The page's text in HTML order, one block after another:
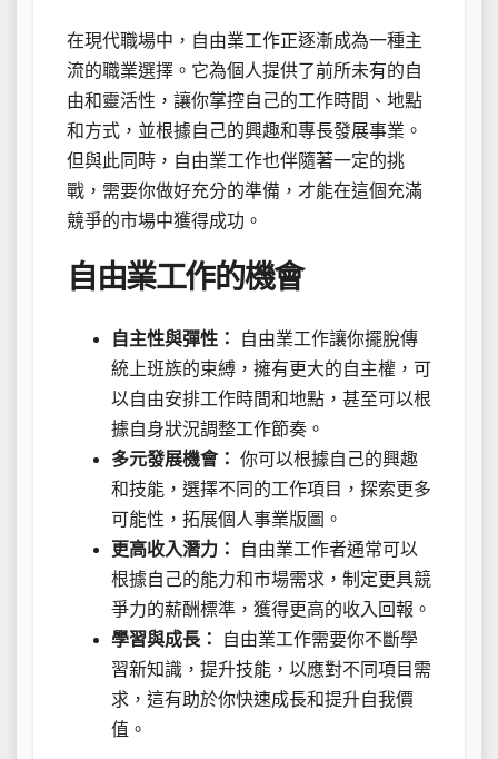
在現代職場中，自由業工作正逐漸成為一種主
流的職業選擇。它為個人提供了前所未有的自
由和靈活性，讓你掌控自己的工作時間、地點
和方式，並根據自己的興趣和專長發展事業。
但與此同時，自由業工作也伴隨著一定的挑
戰，需要你做好充分的準備，才能在這個充滿
競爭的市場中獲得成功。
自由業工作的機會
自主性與彈性：
自由業工作讓你擺脫傳
統上班族的束縛，擁有更大的自主權，可
以自由安排工作時間和地點，甚至可以根
據自身狀況調整工作節奏。
多元發展機會： 你可以根據自己的興趣
和技能，選擇不同的工作項目，探索更多
可能性，拓展個人事業版圖。
更高收入潛力：
自由業工作者通常可以
根據自己的能力和市場需求，制定更具競
爭力的薪酬標準，獲得更高的收入回報。
學習與成長：
自由業工作需要你不斷學
習新知識，提升技能，以應對不同項目需
求，這有助於你快速成長和提升自我價
值。